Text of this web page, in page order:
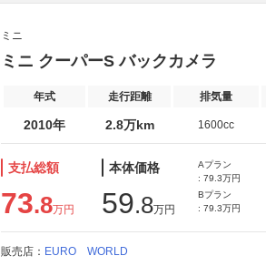
ミニ
ミニ クーパーS バックカメラ
年式 走行距離 排気量
2010年 2.8万km 1600cc
支払総額
73.8万円
本体価格
59.8万円
Aプラン
: 79.3万円
Bプラン
: 79.3万円
販売店： EURO WORLD